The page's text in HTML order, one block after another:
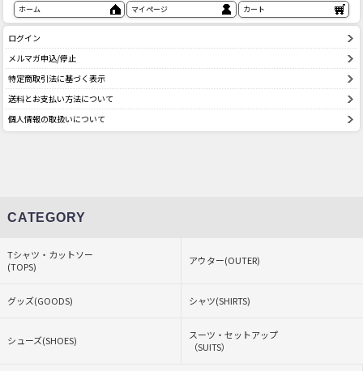
ホーム マイページ カート
ログイン
メルマガ申込/停止
特定商取引法に基づく表示
送料とお支払い方法について
個人情報の取扱いについて
CATEGORY
Tシャツ・カットソー
(TOPS)
アウター(OUTER)
グッズ(GOODS) シャツ(SHIRTS)
シューズ(SHOES)
スーツ・セットアップ
（SUITS）